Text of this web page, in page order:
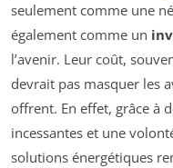
seulement comme une
également comme un
l’avenir. Leur coût,
devrait pas masquer les
offrent. En effet, grâce à
incessantes et une
solutions énergétiques